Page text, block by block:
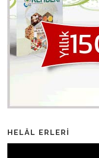
HELÂL ERLERI